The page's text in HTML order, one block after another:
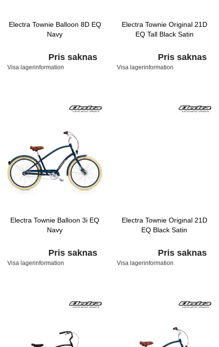
Electra Townie Balloon 8D EQ
Navy
Pris saknas
Visa lagerinformation
Electra Townie Original 21D
EQ Tall Black Satin
Pris saknas
Visa lagerinformation
Electra Townie Balloon 3i EQ
Navy
Pris saknas
Visa lagerinformation
Electra Townie Original 21D
EQ Black Satin
Pris saknas
Visa lagerinformation